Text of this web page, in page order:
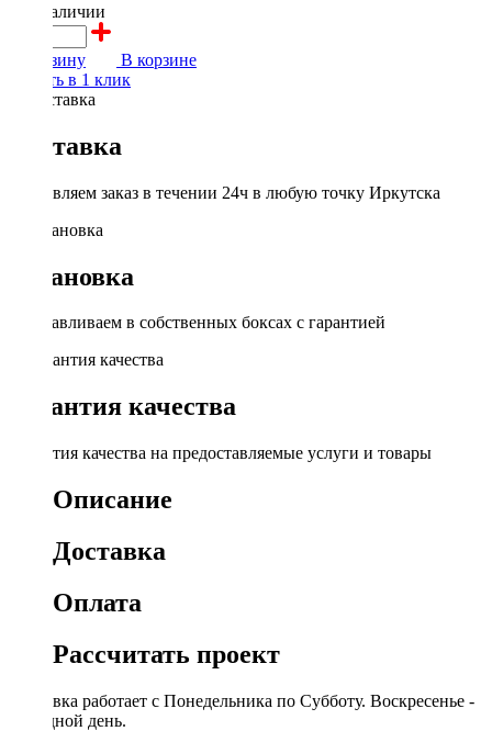
в наличии
В корзину
В корзине
Купить в 1 клик
Доставка
Доставляем заказ в течении 24ч в любую точку Иркутска
Установка
Устанавливаем в собственных боксах с гарантией
Гарантия качества
Гарантия качества на предоставляемые услуги и товары
Описание
Доставка
Оплата
Рассчитать проект
Доставка работает с Понедельника по Субботу. Воскресенье -
выходной день.